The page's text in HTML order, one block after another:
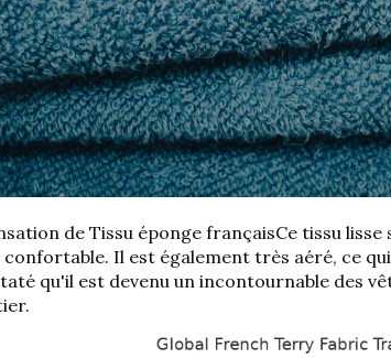
de Tissu éponge françaisCe tissu
Il est également très aéré, ce
qu'il est devenu un incontournable des